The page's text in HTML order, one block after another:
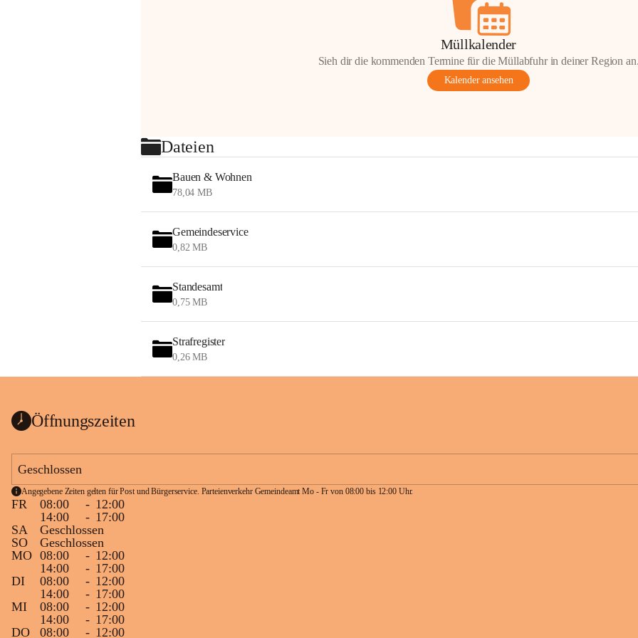
Müllkalender
Sieh dir die kommenden Termine für die Müllabfuhr in deiner Region
Kalender ansehen
Dateien
Bauen & Wohnen
78,04 MB
Gemeindeservice
0,82 MB
Standesamt
0,75 MB
Strafregister
0,26 MB
Öffnungszeiten
Geschlossen
Angegebene Zeiten gelten für Post und Bürgerservice. Parteienverkehr Gemeindeamt Mo - Fr von 08:00 bis 12:00 Uhr.
FR 08:00 - 12:00
14:00
- 17:00
SA
Geschlossen
SO
Geschlossen
MO 08:00 - 12:00
14:00
- 17:00
DI
08:00 - 12:00
14:00
- 17:00
MI
08:00 - 12:00
14:00
- 17:00
DO
08:00 - 12:00